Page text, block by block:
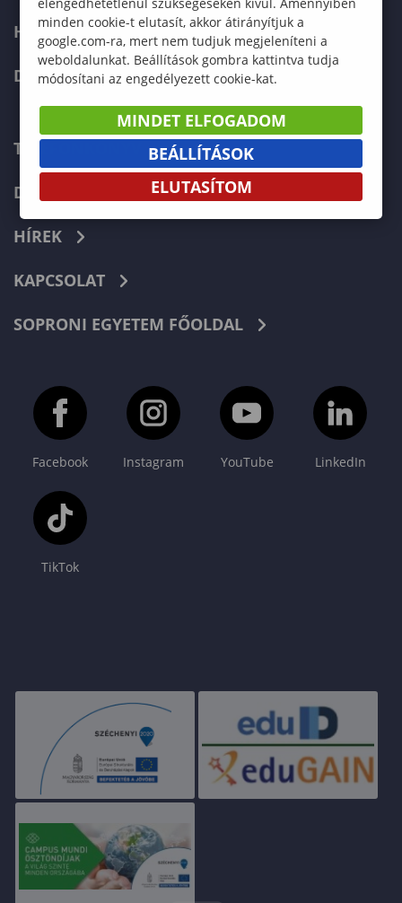
HALLGATÓKNAK
DOKTORI ISKOLA
TELEFONKÖNYV
DOKUMENTUMOK
HÍREK
KAPCSOLAT
SOPRONI EGYETEM FŐOLDAL
Facebook Instagram YouTube LinkedIn
TikTok
minden cookie-t elutasít, akkor átirányítjuk a
google.com-ra, mert nem tudjuk megjeleníteni a
weboldalunkat. Beállítások gombra kattintva tudja
módosítani az engedélyezett cookie-kat.
MINDET ELFOGADOM
BEÁLLÍTÁSOK
ELUTASÍTOM